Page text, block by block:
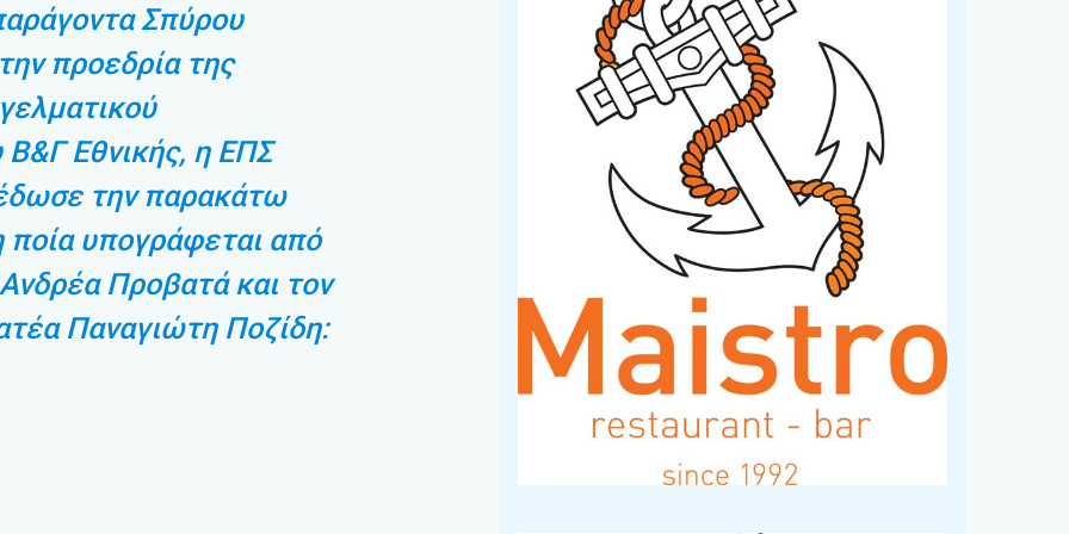
Σπύρου
προεδρία της
Εθνικής, η ΕΠΣ
την παρακάτω
ποία υπογράφεται από
Προβατά και τον
Παναγιώτη Ποζίδη: